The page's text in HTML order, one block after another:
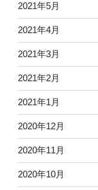
2021年5月
2021年4月
2021年3月
2021年2月
2021年1月
2020年12月
2020年11月
2020年10月